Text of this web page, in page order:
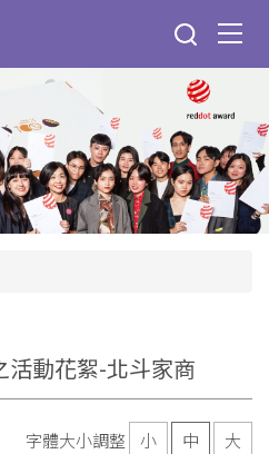
活動花絮-北斗家商
字體大小調整 小 中 大